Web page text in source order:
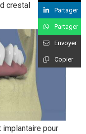
crestal
pour
Partager
Partager
Envoyer
Copier